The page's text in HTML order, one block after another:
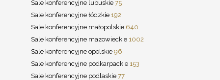
Sale konferencyjne lubuskie 75
Sale konferencyjne łódzkie 192
Sale konferencyjne małopolskie 640
Sale konferencyjne mazowieckie 1002
Sale konferencyjne opolskie 96
Sale konferencyjne podkarpackie 153
Sale konferencyjne podlaskie 77